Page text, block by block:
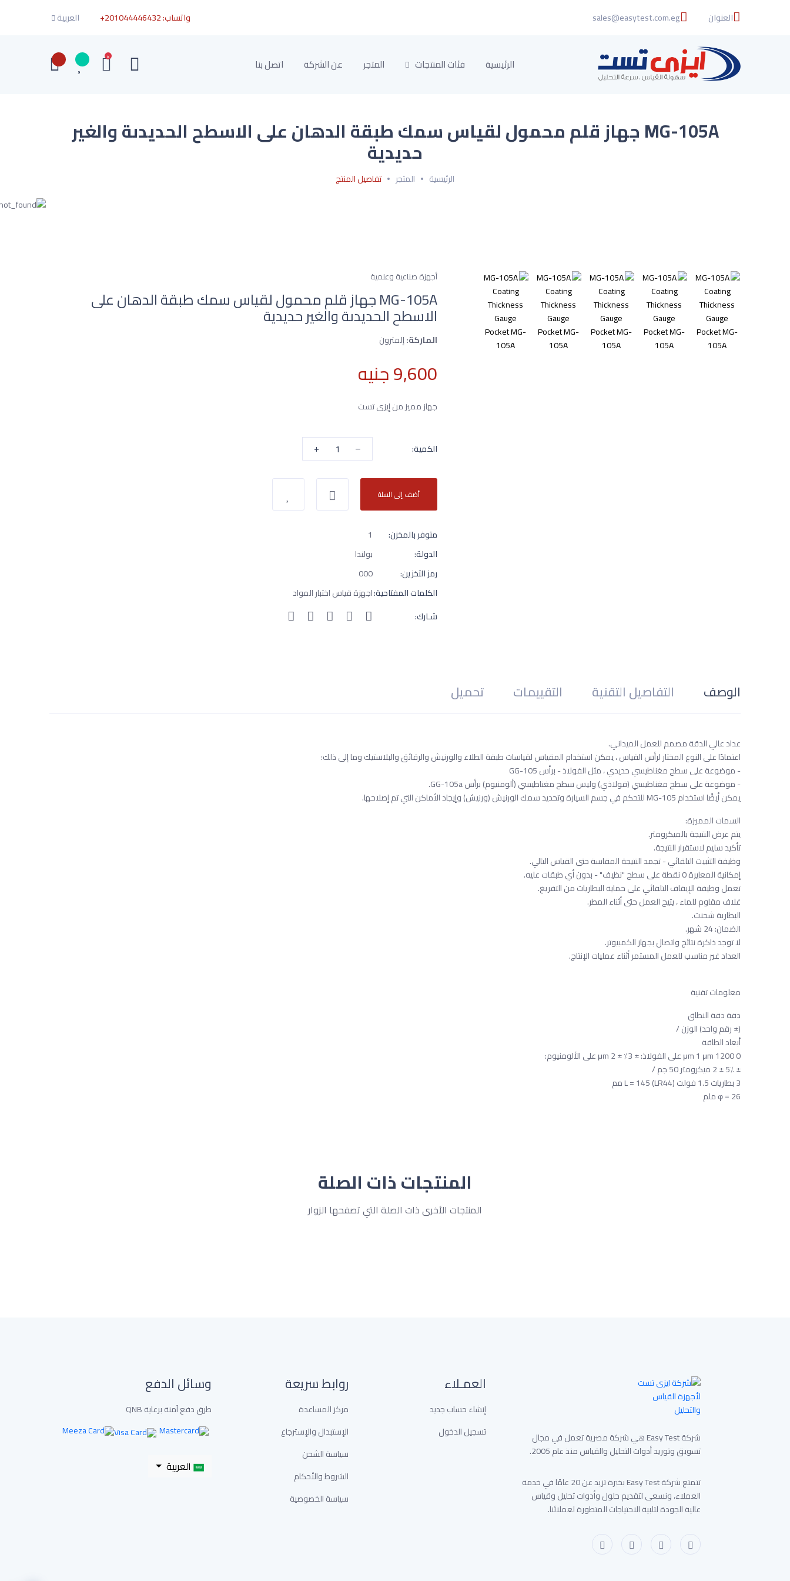
العنوان sales@easytest.com.eg واتساب:+201044446432 العربية
الرئيسية فئات المنتجات المتجر عن الشركة اتصل بنا ×
MG-105A جهاز قلم محمول لقياس سمك طبقة الدهان على الاسطح الحديدىة والغير
حديدية
الرئيسية المتجر تفاصيل المنتج
أجهزة صناعية وعلمية
MG-105A جهاز قلم محمول لقياس سمك طبقة الدهان على
الاسطح الحديدىة والغير حديدية
الماركة:إلمترون
9,600 جنيه
جهاز مميز من إيزى تست
الكمية: –
+
أضف إلى السلة
متوفر بالمخزن:
1
الدولة:
بولندا
رمز التخزين:
000
الكلمات المفتاحية:اجهزة قياس اختبار المواد
شـارك:
الوصف التفاصيل التقنية التقييمات تحميل
عداد عالي الدقة مصمم للعمل الميداني.
اعتمادًا على النوع المختار لرأس القياس ، يمكن استخدام المقياس لقياسات طبقة الطلاء والورنيش والرقائق والبلاستيك وما إلى ذلك:
- موضوعة على سطح مغناطيسي حديدي ، مثل الفولاذ - برأس GG-105
- موضوعة على سطح مغناطيسي (فولاذي) وليس سطح مغناطيسي (ألومنيوم) برأس GG-105a.
يمكن أيضًا استخدام MG-105 للتحكم في جسم السيارة وتحديد سمك الورنيش (ورنيش) وإيجاد الأماكن التي تم إصلاحها.
السمات المميزة:
يتم عرض النتيجة بالميكرومتر.
تأكيد سليم لاستقرار النتيجة.
وظيفة التثبيت التلقائي - تجمد النتيجة المقاسة حتى القياس التالي.
إمكانية المعايرة 0 نقطة على سطح "نظيف" - بدون أي طبقات عليه.
تعمل وظيفة الإيقاف التلقائي على حماية البطاريات من التفريغ.
غلاف مقاوم للماء ، يتيح العمل حتى أثناء المطر.
البطارية شحنت.
الضمان: 24 شهر.
لا توجد ذاكرة نتائج واتصال بجهاز الكمبيوتر.
العداد غير مناسب للعمل المستمر أثناء عمليات الإنتاج.
معلومات تقنية
دقة دقة النطاق
(± رقم واحد) الوزن /
أبعاد الطاقة
0 1200 μm 1 μm على الفولاذ: ± 3٪ ± 2 μm على الألومنيوم:
± 5٪ ± 2 ميكرومتر 50 جم /
3 بطاريات 1.5 فولت (LR44) L = 145 مم
φ = 26 ملم
المنتجات ذات الصلة
المنتجات الأخرى ذات الصلة التي تصفحها الزوار
شركة Easy Test هي شركة مصرية تعمل في مجال
تسويق وتوريد أدوات التحليل والقياس منذ عام 2005.
تتمتع شركة Easy Test بخبرة تزيد عن 20 عامًا في خدمة
العملاء، ونسعى لتقديم حلول وأدوات تحليل وقياس
عالية الجودة لتلبية الاحتياجات المتطورة لعملائنا.
العمـلاء
إنشاء حساب جديد
تسجيل الدخول
روابط سريعة
مركز المساعدة
الإستبدال والإسترجاع
سياسة الشحن
الشروط والأحكام
سياسة الخصوصية
وسائل الدفع
طرق دفع آمنة برعاية QNB